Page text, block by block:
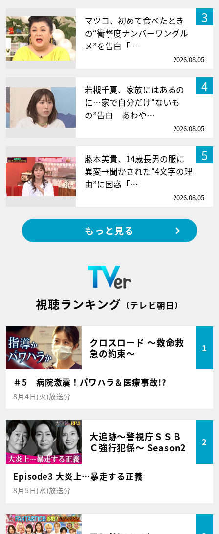
3
マツコ、初めて食べたとき
の“衝撃度ナンバーワングル
メ”を告白「…
2026.08.05
4
若槻千夏、家族にはあるの
に…家で自分だけ“ないも
の”告白 あわや…
2026.08.05
5
藤本美貴、14歳長男の服に
異変→聞かされた“4文字の理
由”に困惑「…
2026.08.05
もっと見る
視聴ランキング （テレビ朝日）
クロスロード ～救命救
急の約束～
1
＃5 病院激震！パワハラ＆医療事故!?
8月4日(火)放送分
大追跡～警視庁ＳＳＢ
Ｃ強行犯係～ Season2
2
Episode3 大炎上…暴走する正義
8月5日(水)放送分